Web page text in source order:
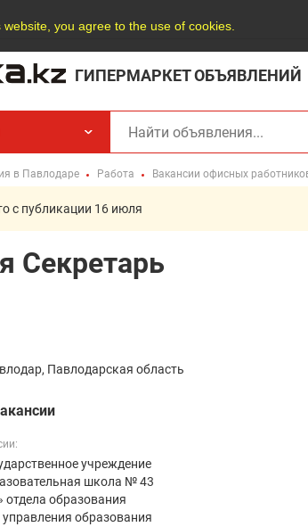
you agree to the use of cookies.
ГИПЕРМАРКЕТ ОБЪЯВЛЕНИЙ
в Павлодаре Работа Вакансии офисных
с публикации 16 июля
Секретарь
Павлодарская область
учреждение
школа № 43
отдела образования
образования